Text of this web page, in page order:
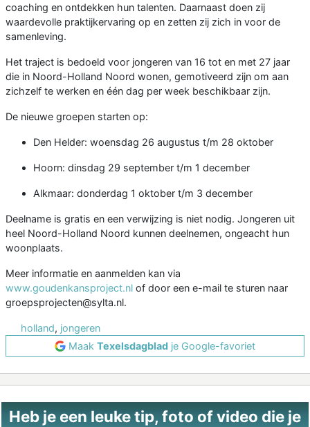
coaching en ontdekken hun talenten. Daarnaast doen zij
waardevolle praktijkervaring op en zetten zij zich in voor de
samenleving.
Het traject is bedoeld voor jongeren van 16 tot en met 27 jaar
die in Noord-Holland Noord wonen, gemotiveerd zijn om aan
zichzelf te werken en één dag per week beschikbaar zijn.
De nieuwe groepen starten op:
Den Helder: woensdag 26 augustus t/m 28 oktober
Hoorn: dinsdag 29 september t/m 1 december
Alkmaar: donderdag 1 oktober t/m 3 december
Deelname is gratis en een verwijzing is niet nodig. Jongeren uit
heel Noord-Holland Noord kunnen deelnemen, ongeacht hun
woonplaats.
Meer informatie en aanmelden kan via
www.goudenkansproject.nl of door een e-mail te sturen naar
groepsprojecten@sylta.nl.
holland, jongeren
Maak Texelsdagblad je Google-favoriet
Heb je een leuke tip, foto of video die je